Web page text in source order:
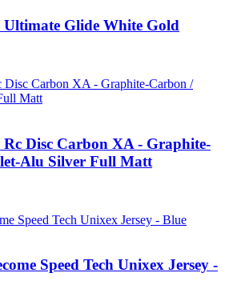
Ultimate Glide White Gold
Disc Carbon XA - Graphite-
Alu Silver Full Matt
Speed Tech Unixex Jersey -